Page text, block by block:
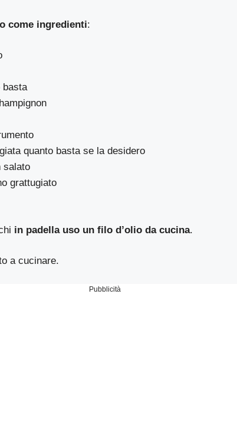
come ingredienti:
basta
quanto basta se la desidero
salato
grattugiato
in padella uso un filo d’olio da cucina.
a cucinare.
Pubblicità